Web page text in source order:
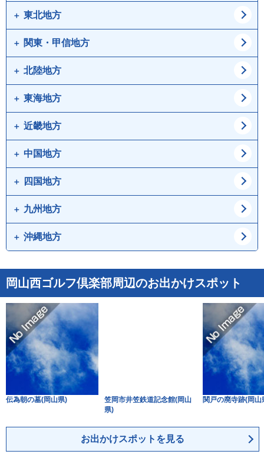
道北
道央
東北地方
青森県
宮城県
山形県
関東・甲信地方
東京都
埼玉県
茨城県
群馬県
長野県
北陸地方
新潟県
石川県
東海地方
愛知県
静岡県
近畿地方
大阪府
京都府
奈良県
中国地方
鳥取県
岡山県
山口県
四国地方
徳島県
愛媛県
九州地方
福岡県
大分県 宮崎県
鹿児島県
沖縄地方
岡山西ゴルフ倶楽部周辺のお出かけスポット
伝為朝の墓(岡山県)
笠岡市井笠鉄道記念館(岡山
県)
関戸の廃寺跡(岡山
お出かけスポットを見る